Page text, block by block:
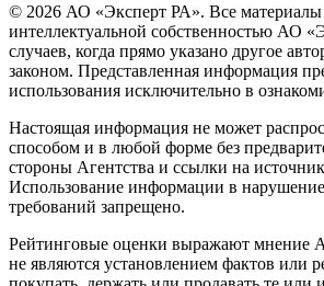
© 2026 АО «Эксперт РА». Все материалы
интеллектуальной собственностью АО
случаев, когда прямо указано другое
законом. Представленная информация
использования исключительно в
Настоящая информация не может
способом и в любой форме без
стороны Агентства и ссылки на
Использование информации в
требований запрещено.
Рейтинговые оценки выражают мнение
не являются установлением фактов или